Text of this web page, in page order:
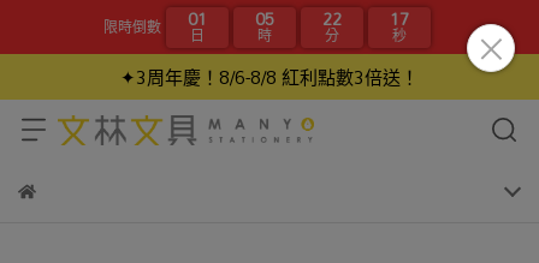
限時倒數 01
日 05
時 22
分 17
秒
✦3周年慶！8/6-8/8 紅利點數3倍送！